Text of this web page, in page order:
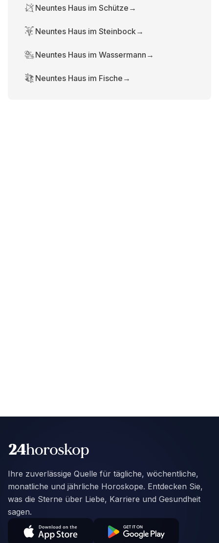
Neuntes Haus im Schütze →
Neuntes Haus im Steinbock→
Neuntes Haus im Wassermann →
Neuntes Haus im Fische →
Ihre zuverlässige Quelle für tägliche, wöchentliche,
monatliche und jährliche Horoskope. Entdecken Sie,
was die Sterne über Liebe, Karriere und Gesundheit
sagen.